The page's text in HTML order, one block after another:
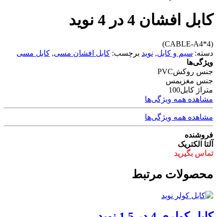
کابل افشان 4 در 4 نوید
(CABLE-A4*4)
دسته: سیم و کابل, نوید برچسب: کابل افشان مسی, کابل مسی
ویژگی‌ها
جنس روکشPVC
جنس مغزیمس
متراژ کابل100
مشاهده همه ویژگی‌ها
مشاهده همه ویژگی‌ها
فروشنده
آلتا الکتریک
تماس بگیرید
محصولات مرتبط